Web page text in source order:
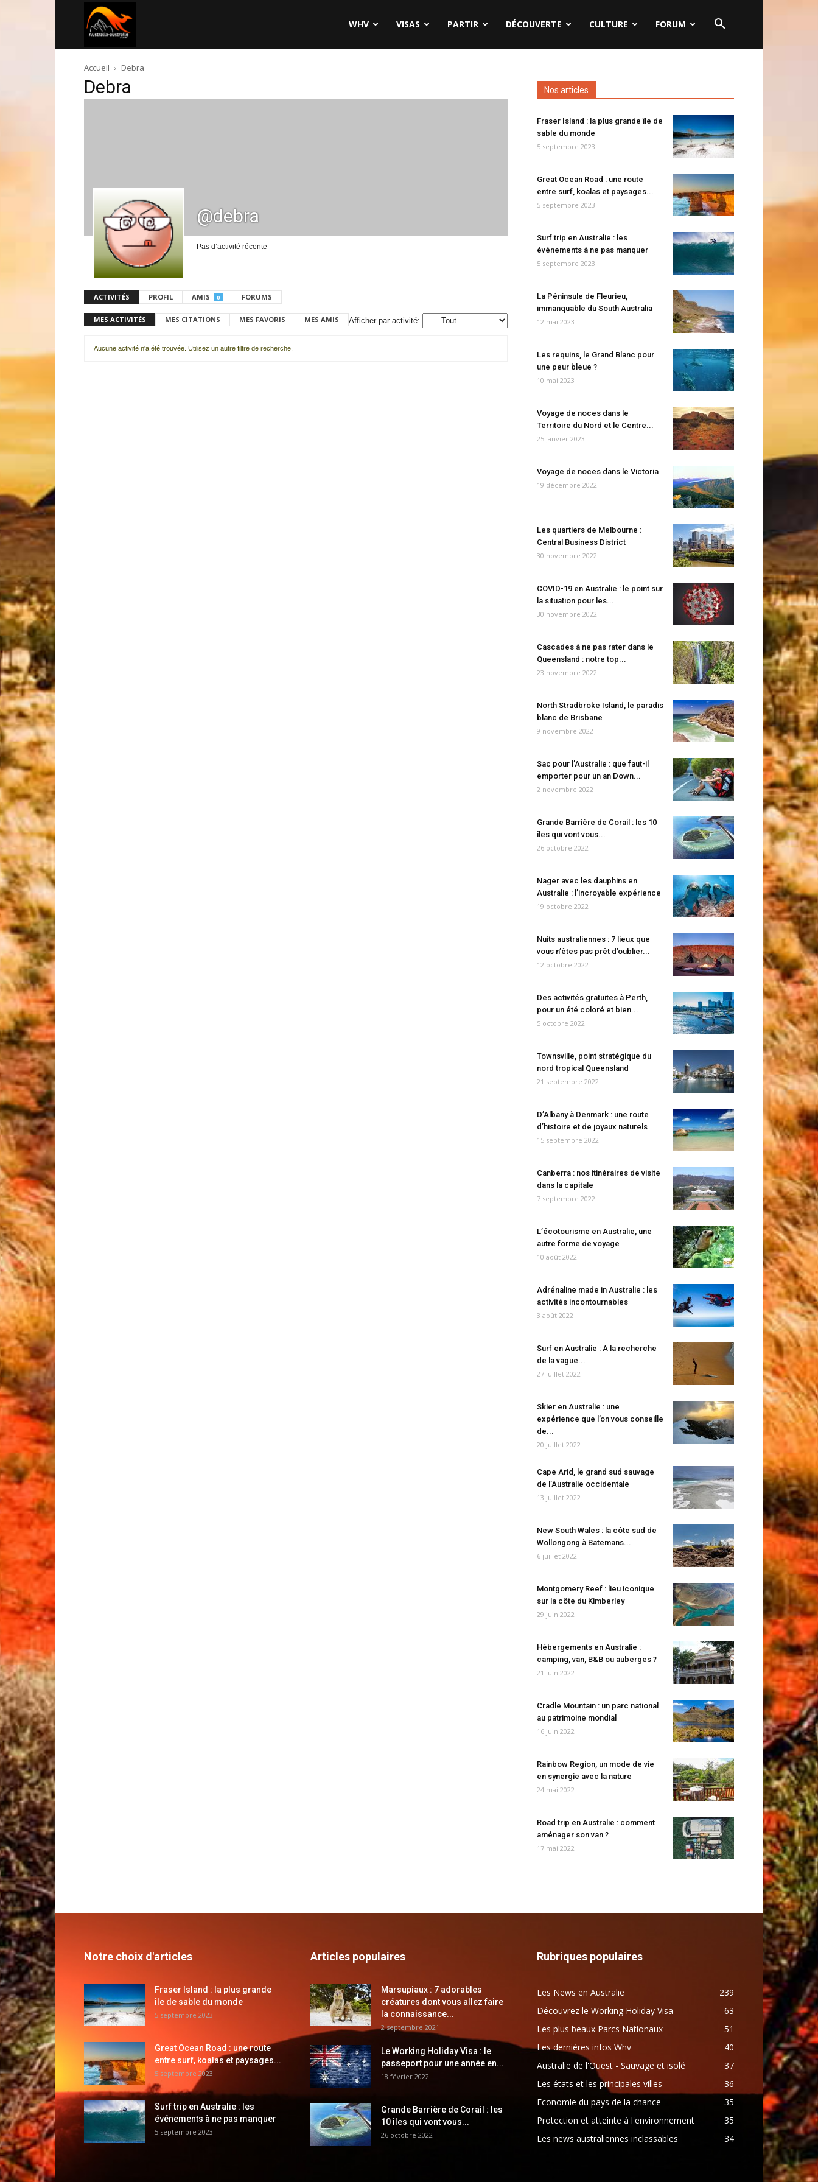
australie.com
WHV VISAS PARTIR DÉCOUVERTE CULTURE FORUM
Accueil Debra
Debra
@debra
Pas d’activité récente
ACTIVITÉS PROFIL AMIS 0 FORUMS
MES ACTIVITÉS MES CITATIONS MES FAVORIS MES AMIS Afficher par activité:
Aucune activité n'a été trouvée. Utilisez un autre filtre de recherche.
Nos articles
Fraser Island : la plus grande île de
sable du monde
5 septembre 2023
Great Ocean Road : une route
entre surf, koalas et paysages...
5 septembre 2023
Surf trip en Australie : les
événements à ne pas manquer
5 septembre 2023
La Péninsule de Fleurieu,
immanquable du South Australia
12 mai 2023
Les requins, le Grand Blanc pour
une peur bleue ?
10 mai 2023
Voyage de noces dans le
Territoire du Nord et le Centre...
25 janvier 2023
Voyage de noces dans le Victoria
19 décembre 2022
Les quartiers de Melbourne :
Central Business District
30 novembre 2022
COVID-19 en Australie : le point sur
la situation pour les...
30 novembre 2022
Cascades à ne pas rater dans le
Queensland : notre top...
23 novembre 2022
North Stradbroke Island, le paradis
blanc de Brisbane
9 novembre 2022
Sac pour l’Australie : que faut-il
emporter pour un an Down...
2 novembre 2022
Grande Barrière de Corail : les 10
îles qui vont vous...
26 octobre 2022
Nager avec les dauphins en
Australie : l’incroyable expérience
19 octobre 2022
Nuits australiennes : 7 lieux que
vous n’êtes pas prêt d’oublier...
12 octobre 2022
Des activités gratuites à Perth,
pour un été coloré et bien...
5 octobre 2022
Townsville, point stratégique du
nord tropical Queensland
21 septembre 2022
D’Albany à Denmark : une route
d’histoire et de joyaux naturels
15 septembre 2022
Canberra : nos itinéraires de visite
dans la capitale
7 septembre 2022
L’écotourisme en Australie, une
autre forme de voyage
10 août 2022
Adrénaline made in Australie : les
activités incontournables
3 août 2022
Surf en Australie : A la recherche
de la vague...
27 juillet 2022
Skier en Australie : une
expérience que l’on vous conseille
de...
20 juillet 2022
Cape Arid, le grand sud sauvage
de l’Australie occidentale
13 juillet 2022
New South Wales : la côte sud de
Wollongong à Batemans...
6 juillet 2022
Montgomery Reef : lieu iconique
sur la côte du Kimberley
29 juin 2022
Hébergements en Australie :
camping, van, B&B ou auberges ?
21 juin 2022
Cradle Mountain : un parc national
au patrimoine mondial
16 juin 2022
Rainbow Region, un mode de vie
en synergie avec la nature
24 mai 2022
Road trip en Australie : comment
aménager son van ?
17 mai 2022
Notre choix d'articles
Fraser Island : la plus grande
île de sable du monde
5 septembre 2023
Great Ocean Road : une route
entre surf, koalas et paysages...
5 septembre 2023
Surf trip en Australie : les
événements à ne pas manquer
5 septembre 2023
Articles populaires
Marsupiaux : 7 adorables
créatures dont vous allez faire
la connaissance...
2 septembre 2021
Le Working Holiday Visa : le
passeport pour une année en...
18 février 2022
Grande Barrière de Corail : les
10 îles qui vont vous...
26 octobre 2022
Rubriques populaires
Les News en Australie
239
Découvrez le Working Holiday Visa
63
Les plus beaux Parcs Nationaux
51
Les dernières infos Whv
40
Australie de l'Ouest - Sauvage et isolé
37
Les états et les principales villes
36
Economie du pays de la chance
35
Protection et atteinte à l'environnement
35
Les news australiennes inclassables
34